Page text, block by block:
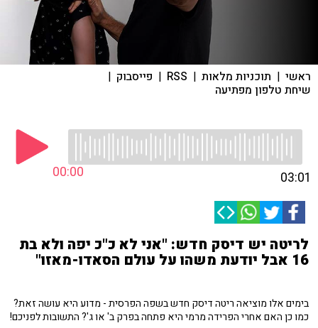
ראשי | תוכניות מלאות |
RSS
| פייסבוק |
שיחת טלפון מפתיעה
00:00 03:01
לריטה יש דיסק חדש: "אני לא כ"כ יפה ולא בת
16 אבל יודעת משהו על עולם הסאדו-מאזו"
בימים אלו מוציאה ריטה דיסק חדש בשפה הפרסית - מדוע היא עושה זאת?
כמו כן האם אחרי הפרידה מרמי היא פתחה בפרק ב' או ג'? התשובות לפניכם!